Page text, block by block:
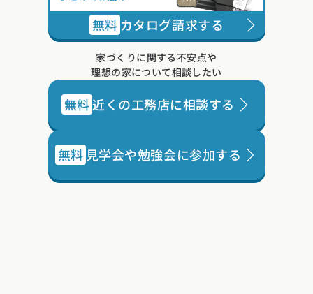
家づくりに関する不安点や
理想の家について相談したい
近くの工務店に相談する
無料見学会や勉強会に参加する